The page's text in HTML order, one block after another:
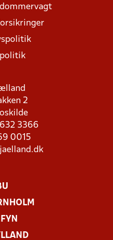
2
3366
0015